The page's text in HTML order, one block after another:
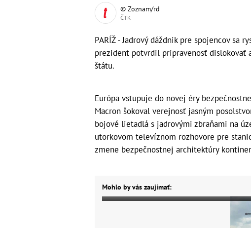
© Zoznam/rd
ČTK
PARÍŽ - Jadrový dáždnik pre spojencov sa
prezident potvrdil pripravenosť dislokovať
štátu.
Európa vstupuje do novej éry
Macron šokoval verejnosť jasným
bojové lietadlá s jadrovými zbraňami na
utorkovom televíznom rozhovore pre
zmene bezpečnostnej architektúry
Mohlo by vás zaujímať: